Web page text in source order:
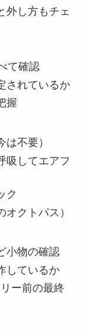
外し方もチェ
て確認
されているか
握
不要）
吸してエアフ
ク
クトパス）
小物の確認
しているか
ー前の最終